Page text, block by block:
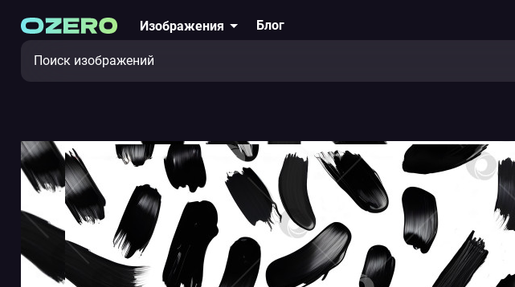
Изображения Блог